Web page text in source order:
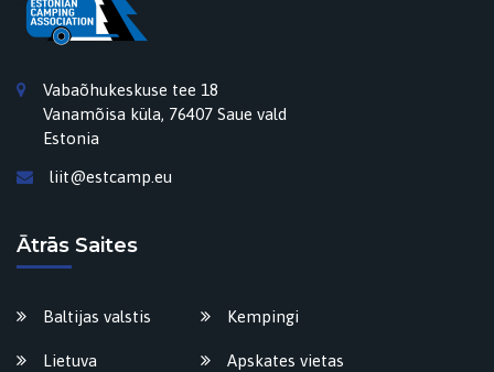
Vabaõhukeskuse tee 18
Vanamõisa küla, 76407 Saue vald
Estonia
liit@estcamp.eu
Ātrās Saites
Baltijas valstis
Lietuva
Kempingi
Apskates vietas